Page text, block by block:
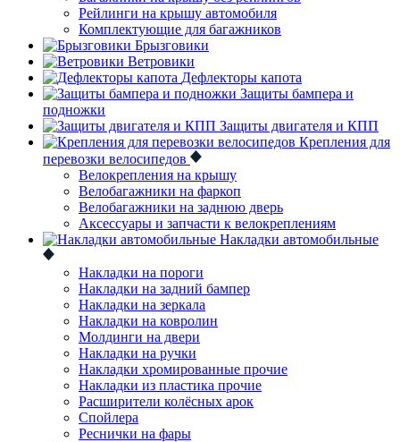
Рейлинги на крышу автомобиля
Комплектующие для багажников
Брызговики
Ветровики
Дефлекторы капота
Защиты бампера и
подножки
Защиты двигателя и КПП
Крепления для
перевозки велосипедов
Велокрепления на крышу
Велобагажники на фаркоп
Велобагажники на заднюю дверь
Аксессуары и запчасти к велокреплениям
Накладки автомобильные
Накладки на пороги
Накладки на задний бампер
Накладки на зеркала
Накладки на ковролин
Молдинги на двери
Накладки на ручки
Накладки хромированные прочие
Накладки из пластика прочие
Расширители колёсных арок
Спойлера
Реснички на фары